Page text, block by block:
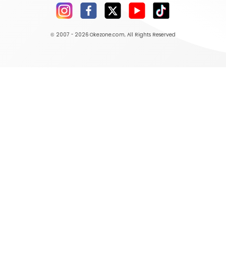
© 2007 - 2026 Okezone.com, All Rights Reserved